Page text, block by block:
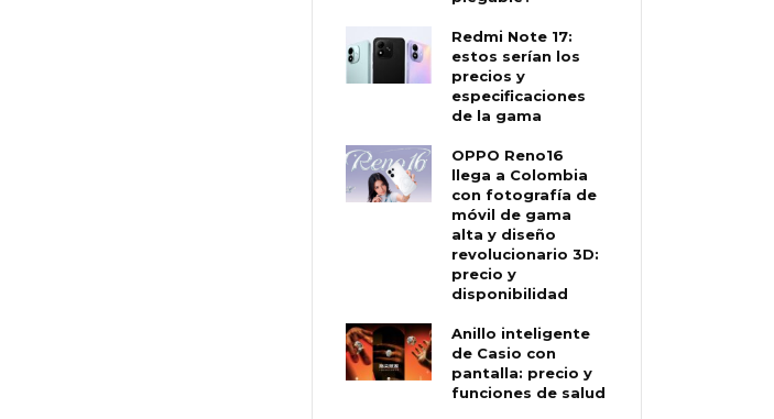
Redmi Note 17:
estos serían los
precios y
especificaciones
de la gama
OPPO Reno16
llega a Colombia
con fotografía de
móvil de gama
alta y diseño
revolucionario 3D:
precio y
disponibilidad
Anillo inteligente
de Casio con
pantalla: precio y
funciones de salud